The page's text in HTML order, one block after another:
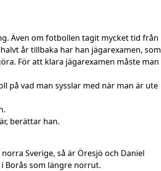
Även om fotbollen tagit mycket tid från
år tillbaka har han jägarexamen, som
För att klara jägarexamen måste man
på vad man sysslar med när man är ute
berättar han.
Sverige, så är Öresjö och Daniel
Borås som längre norrut.